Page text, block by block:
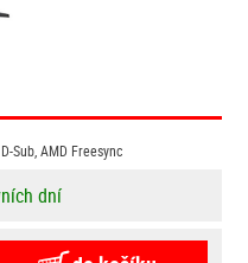
Sub, AMD Freesync
dní